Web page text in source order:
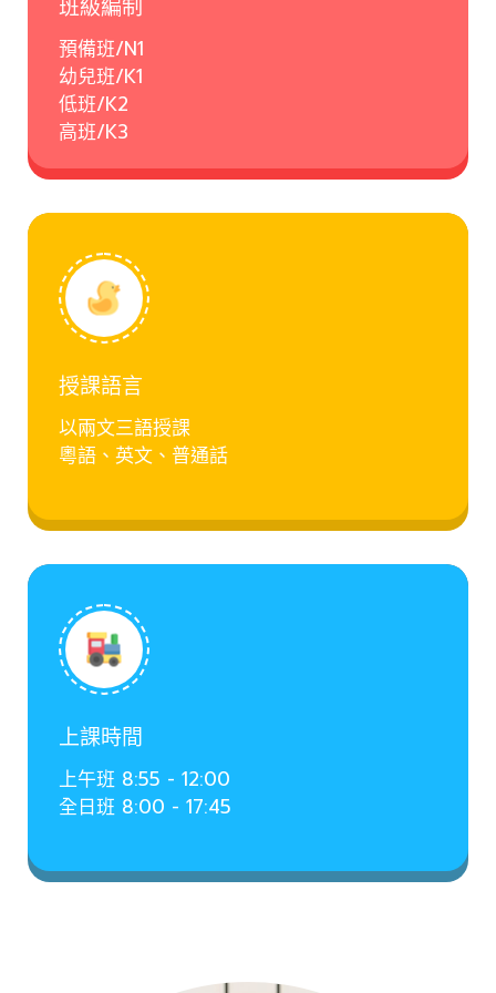
班級編制
預備班/N1
幼兒班/K1
低班/K2
高班/K3
授課語言
以兩文三語授課
粵語、英文、普通話
上課時間
上午班 8:55 - 12:00
全日班 8:00 - 17:45